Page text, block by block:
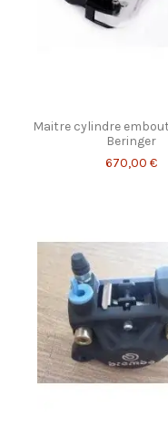
Maitre cylindre
Beringer
670,00 €